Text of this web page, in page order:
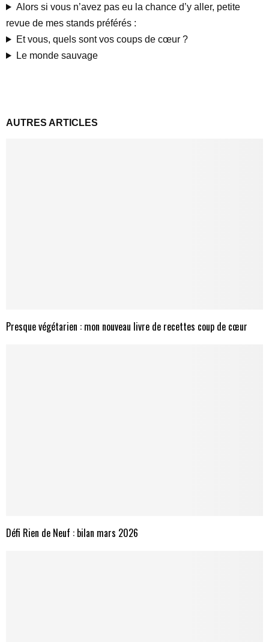
Alors si vous n’avez pas eu la chance d’y aller, petite
revue de mes stands préférés :
Et vous, quels sont vos coups de cœur ?
Le monde sauvage
AUTRES ARTICLES
Presque végétarien : mon nouveau livre de recettes coup de cœur
Défi Rien de Neuf : bilan mars 2026